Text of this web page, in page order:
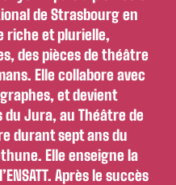
de Strasbourg en
riche et plurielle,
des pièces de théâtre
Elle collabore avec
et devient
du Jura, au Théâtre de
durant sept ans du
Elle enseigne la
Après le succès